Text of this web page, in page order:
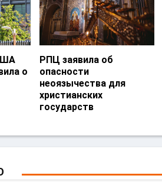
о
РПЦ заявила об
опасности
неоязычества для
христианских
государств